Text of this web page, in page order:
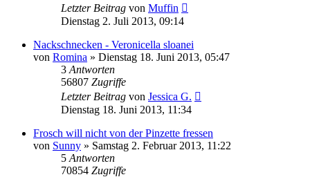
Letzter Beitrag von Muffin
Dienstag 2. Juli 2013, 09:14
Nackschnecken - Veronicella sloanei
von Romina » Dienstag 18. Juni 2013, 05:47
3 Antworten
56807 Zugriffe
Letzter Beitrag von Jessica G.
Dienstag 18. Juni 2013, 11:34
Frosch will nicht von der Pinzette fressen
von Sunny » Samstag 2. Februar 2013, 11:22
5 Antworten
70854 Zugriffe